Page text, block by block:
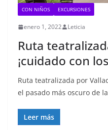
CON NIÑOS EXCURSIONES
enero 1, 2022 Leticia
Ruta
¡cuidado con
Ruta teatralizada por
el pasado más oscuro de
Leer más